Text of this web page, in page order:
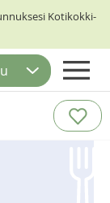
Kotikokki-